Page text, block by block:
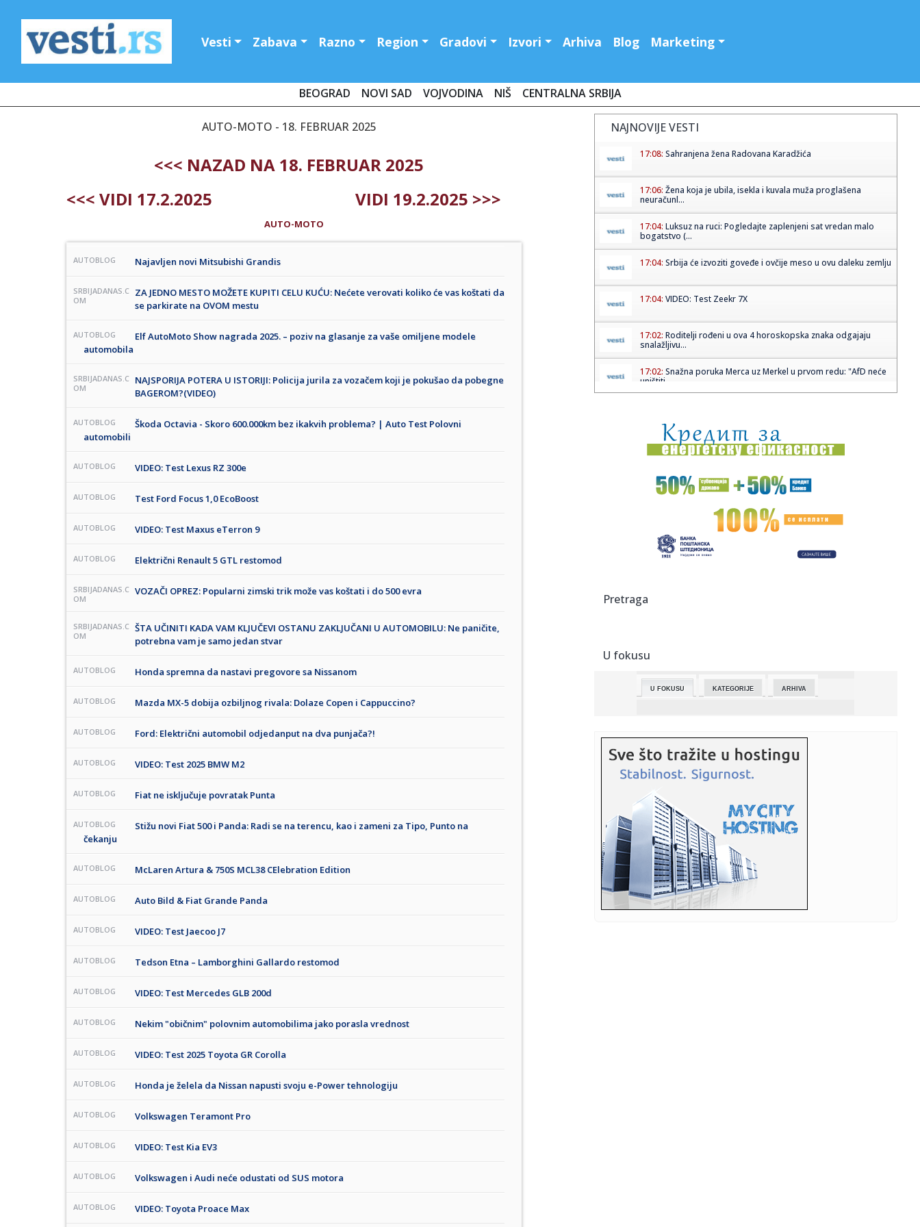
Vesti Zabava Razno Region Gradovi Izvori Arhiva Blog Marketing
BEOGRAD NOVI SAD VOJVODINA NIŠ CENTRALNA SRBIJA
AUTO-MOTO - 18. FEBRUAR 2025
<<< NAZAD NA 18. FEBRUAR 2025
<<< VIDI 17.2.2025
VIDI 19.2.2025 >>>
AUTO-MOTO
AUTOBLOG Najavljen novi Mitsubishi Grandis
SRBIJADANAS.C
OM
ZA JEDNO MESTO MOŽETE KUPITI CELU KUĆU: Nećete verovati koliko će vas koštati da
se parkirate na OVOM mestu
AUTOBLOG
Elf AutoMoto Show nagrada 2025. – poziv na glasanje za vaše omiljene modele
automobila
SRBIJADANAS.C
OM
NAJSPORIJA POTERA U ISTORIJI: Policija jurila za vozačem koji je pokušao da pobegne
BAGEROM?(VIDEO)
AUTOBLOG
Škoda Octavia - Skoro 600.000km bez ikakvih problema? | Auto Test Polovni
automobili
AUTOBLOG VIDEO: Test Lexus RZ 300e
AUTOBLOG Test Ford Focus 1,0 EcoBoost
AUTOBLOG VIDEO: Test Maxus eTerron 9
AUTOBLOG Električni Renault 5 GTL restomod
SRBIJADANAS.C
OM
VOZAČI OPREZ: Popularni zimski trik može vas koštati i do 500 evra
SRBIJADANAS.C
OM
ŠTA UČINITI KADA VAM KLJUČEVI OSTANU ZAKLJUČANI U AUTOMOBILU: Ne paničite,
potrebna vam je samo jedan stvar
AUTOBLOG Honda spremna da nastavi pregovore sa Nissanom
AUTOBLOG Mazda MX-5 dobija ozbiljnog rivala: Dolaze Copen i Cappuccino?
AUTOBLOG Ford: Električni automobil odjedanput na dva punjača?!
AUTOBLOG VIDEO: Test 2025 BMW M2
AUTOBLOG Fiat ne isključuje povratak Punta
AUTOBLOG
Stižu novi Fiat 500 i Panda: Radi se na terencu, kao i zameni za Tipo, Punto na
čekanju
AUTOBLOG McLaren Artura & 750S MCL38 CElebration Edition
AUTOBLOG Auto Bild & Fiat Grande Panda
AUTOBLOG VIDEO: Test Jaecoo J7
AUTOBLOG Tedson Etna – Lamborghini Gallardo restomod
AUTOBLOG VIDEO: Test Mercedes GLB 200d
AUTOBLOG Nekim "običnim" polovnim automobilima jako porasla vrednost
AUTOBLOG VIDEO: Test 2025 Toyota GR Corolla
AUTOBLOG Honda je želela da Nissan napusti svoju e-Power tehnologiju
AUTOBLOG Volkswagen Teramont Pro
AUTOBLOG VIDEO: Test Kia EV3
AUTOBLOG Volkswagen i Audi neće odustati od SUS motora
AUTOBLOG VIDEO: Toyota Proace Max
NAJNOVIJE VESTI
17:08: Sahranjena žena Radovana Karadžića
17:06: Žena koja je ubila, isekla i kuvala muža proglašena
neuračunl...
17:04: Luksuz na ruci: Pogledajte zaplenjeni sat vredan malo
bogatstvo (...
17:04: Srbija će izvoziti goveđe i ovčije meso u ovu daleku zemlju
17:04: VIDEO: Test Zeekr 7X
17:02: Roditelji rođeni u ova 4 horoskopska znaka odgajaju
snalažljivu...
17:02: Snažna poruka Merca uz Merkel u prvom redu: "AfD neće
uništiti...
17:02:Trener Bajerna žestoko opleo po Murinju
17:02:Atletiko već sprema zamjenu za Alvareza
Danijela Majer osvojila zlatnu medalju u ski krosu na ZOI
17:02:Evo zbog čega je Louis nosio galabije
u Aus...
16:56:
16:55: Došao autom u servis, majstori ostali u nevjerici (VIDEO)
16:55:Zašto sve manje Evropljana ima svoj dom
16:54:Neverovatna scena: Kamion se zaglavio ispod
podvožnjaka kod Last...
16:53:DONETA KONAČNA ODLUKA: Poznato ostaje li sin Laneta
Jovanovića ...
16:46:Žena iz Zrenjanina koja je ubila, isekla i kuvala muža u
loncu,...
Pretraga
U fokusu
U FOKUSU KATEGORIJE ARHIVA